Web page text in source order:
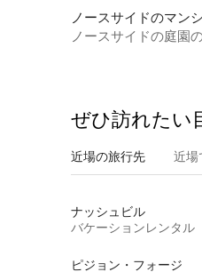
ノースサイドのマン
パート
ノースサイドの庭園
ぜひ訪⁠れ⁠た⁠い
近場の旅行先 近場
ナッシュビル
バケーションレンタル
ピジョン・フォージ